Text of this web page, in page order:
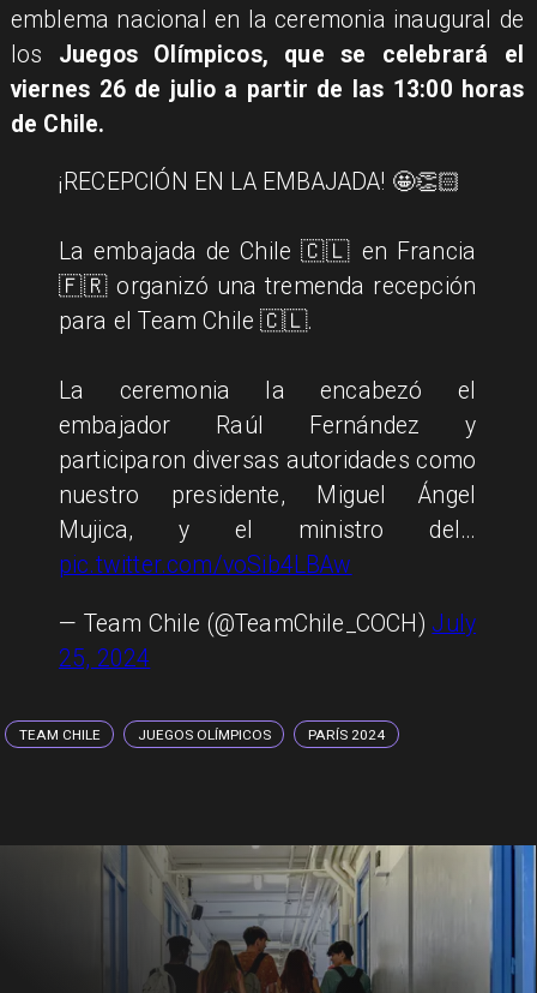
emblema nacional en la ceremonia inaugural de
los Juegos Olímpicos, que se celebrará el
viernes 26 de julio a partir de las 13:00 horas
de Chile.
¡RECEPCIÓN EN LA EMBAJADA! 🤩👏🏻
La embajada de Chile 🇨🇱 en Francia
🇫🇷 organizó una tremenda recepción
para el Team Chile 🇨🇱.
La ceremonia la encabezó el
embajador Raúl Fernández y
participaron diversas autoridades como
nuestro presidente, Miguel Ángel
Mujica, y el ministro del…
pic.twitter.com/voSib4LBAw
— Team Chile (@TeamChile_COCH) July
25, 2024
TEAM CHILE JUEGOS OLÍMPICOS PARÍS 2024